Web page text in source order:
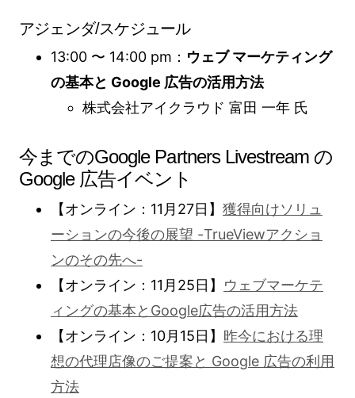
アジェンダ/スケジュール
13:00 〜 14:00 pm： ウェブ マーケティング
の基本と Google 広告の活用方法
株式会社アイクラウド 富田 一年 氏
今までのGoogle Partners Livestream の
Google 広告イベント
【オンライン：11月27日】 獲得向けソリュ
ーションの今後の展望 -TrueViewアクショ
ンのその先へ-
【オンライン：11月25日】 ウェブマーケテ
ィングの基本とGoogle広告の活用方法
【オンライン：10月15日】 昨今における理
想の代理店像のご提案と Google 広告の利用
方法